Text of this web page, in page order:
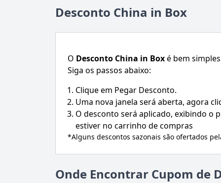
Desconto China in Box
O Desconto China in Boxé bem
Siga os passos abaixo:
Clique em Pegar Desconto.
Uma nova janela será aberta, agora
O desconto será aplicado, exibindo o
estiver no carrinho de compras
*Alguns descontos sazonais são ofertados
Onde Encontrar Cupom de